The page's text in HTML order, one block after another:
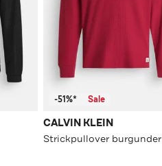
-51%* Sale
CALVIN KLEIN
Strickpullover burgunder